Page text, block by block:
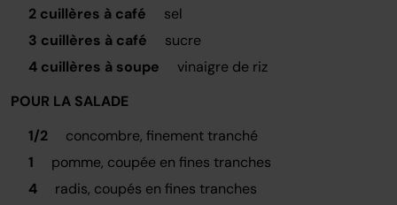
2 cuillères à café
sel
3 cuillères à café
sucre
4 cuillères à soupe
vinaigre de riz
POUR LA SALADE
1/2
concombre, finement tranché
1
pomme, coupée en fines tranches
4
radis, coupés en fines tranches